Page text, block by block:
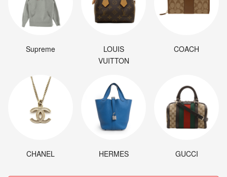
Supreme
LOUIS
VUITTON
COACH
CHANEL HERMES GUCCI